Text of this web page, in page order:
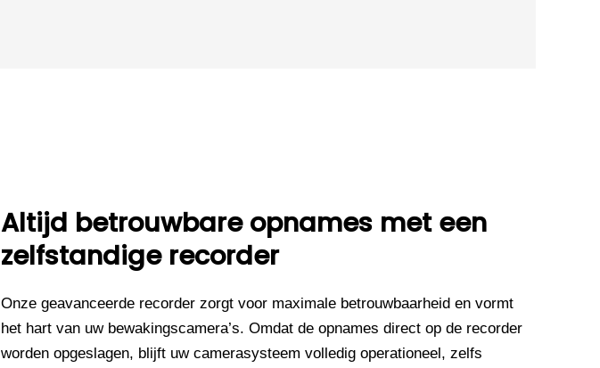
Altijd betrouwbare opnames met een
zelfstandige recorder
Onze geavanceerde recorder zorgt voor maximale betrouwbaarheid en vormt
het hart van uw bewakingscamera’s. Omdat de opnames direct op de recorder
worden opgeslagen, blijft uw camerasysteem volledig operationeel, zelfs